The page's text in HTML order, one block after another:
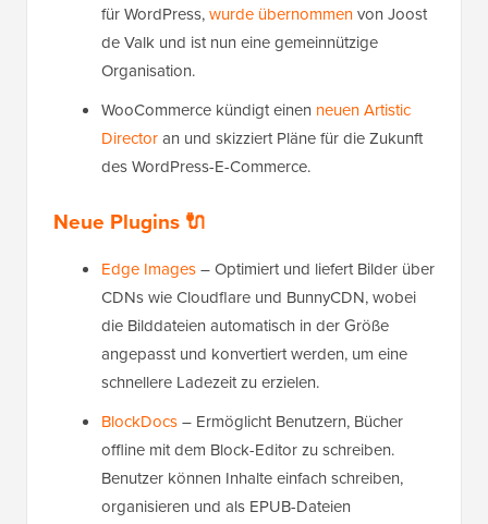
für WordPress,wurde übernommenvon Joost
de Valk und ist nun eine gemeinnützige
Organisation.
WooCommerce kündigt einen neuen Artistic
Directoran und skizziert Pläne für die Zukunft
des WordPress-E-Commerce.
Neue Plugins 🔌
Edge Images– Optimiert und liefert Bilder über
CDNs wie Cloudflare und BunnyCDN, wobei
die Bilddateien automatisch in der Größe
angepasst und konvertiert werden, um eine
schnellere Ladezeit zu erzielen.
BlockDocs– Ermöglicht Benutzern, Bücher
offline mit dem Block-Editor zu schreiben.
Benutzer können Inhalte einfach schreiben,
organisieren und als EPUB-Dateien